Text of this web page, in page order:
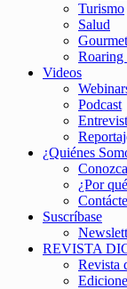
Turismo
Salud
Gourmet
Roaring
Videos
Podcast
¿Quiénes
¿Por
Suscríbase
REVISTA
Revista